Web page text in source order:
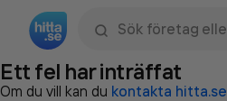
Ett fel har inträffat
Om du vill kan du kontakta hitta.se